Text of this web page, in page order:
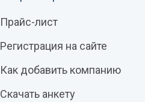
Прайс-лист
Регистрация на сайте
Как добавить компанию
Скачать анкету